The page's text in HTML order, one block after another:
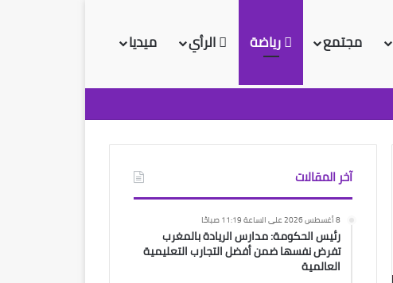
مجتمع رياضة الرأي ميديا
آخر المقالات
8 أغسطس 2026 على الساعة 11:19 صباحًا
رئيس الحكومة: مدارس الريادة بالمغرب
تفرض نفسها ضمن أفضل التجارب التعليمية
العالمية